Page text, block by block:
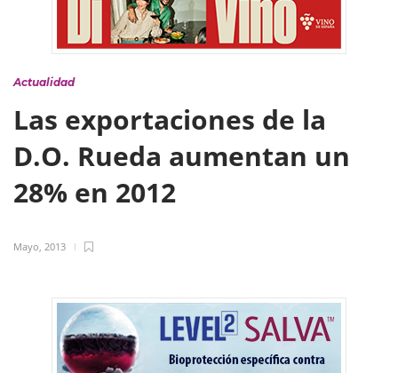
Actualidad
Las exportaciones de la
D.O. Rueda aumentan un
28% en 2012
Mayo, 2013